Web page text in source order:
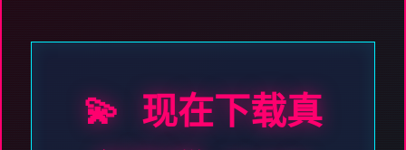
💫 现在下载真